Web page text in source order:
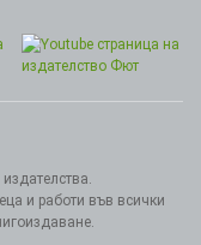
и работи във всички